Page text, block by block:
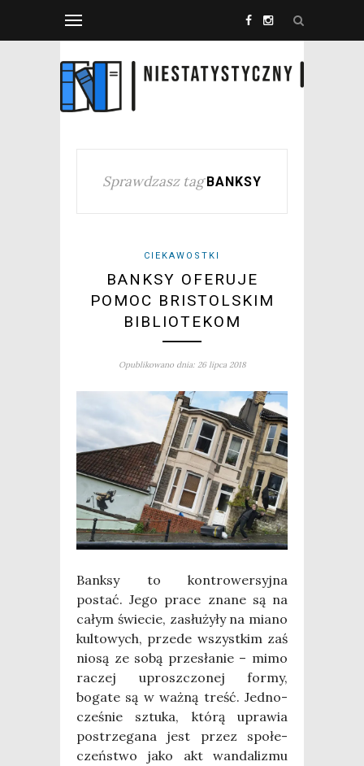
Sprawdzasz tag BANKSY
CIEKAWOSTKI
BANKSY OFERUJE
POMOC BRISTOLSKIM
BIBLIOTEKOM
Opublikowano dnia: 26 lipca 2018
Bank­sy to kon­tro­wer­syj­na
postać. Jego pra­ce zna­ne są na
całym świe­cie, zasłu­ży­ły na mia­no
kul­to­wych, przede wszyst­kim zaś
nio­są ze sobą prze­sła­nie – mimo
raczej uprosz­czo­nej for­my,
boga­te są w waż­ną treść. Jed­no­
cze­śnie sztu­ka, któ­rą upra­wia
postrze­ga­na jest przez spo­łe­
czeń­stwo jako akt wan­da­li­zmu